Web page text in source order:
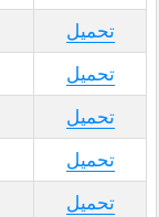
تحميل
تحميل
تحميل
تحميل
تحميل